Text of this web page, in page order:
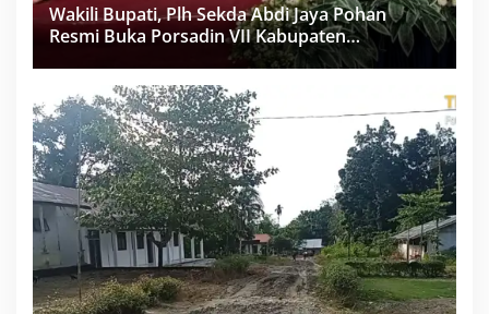
Wakili Bupati, Plh Sekda Abdi Jaya Pohan
Resmi Buka Porsadin VII Kabupaten